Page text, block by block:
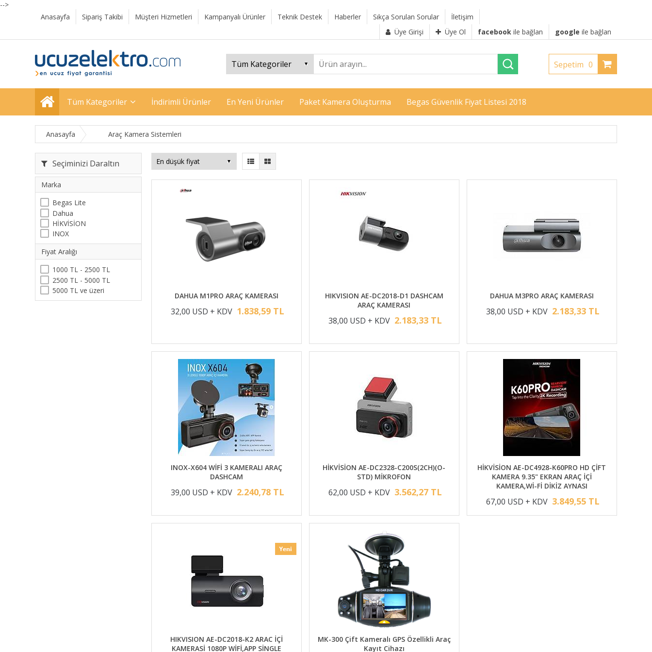
-->
Anasayfa
Sipariş Takibi Müşteri Hizmetleri Kampanyalı Ürünler Teknik Destek Haberler Sıkça Sorulan Sorular
İletişim
Üye Girişi
Üye Ol facebook ile bağlan google ile bağlan
Sepetim 0
Tüm Kategoriler İndirimli Ürünler En Yeni Ürünler Paket Kamera Oluşturma Begas Güvenlik Fiyat Listesi 2018
Anasayfa Araç Kamera Sistemleri
Seçiminizi Daraltın
Marka
Begas Lite
Dahua
HİKVİSİON
INOX
Fiyat Aralığı
1000 TL - 2500 TL
2500 TL - 5000 TL
5000 TL ve üzeri
DAHUA M1PRO ARAÇ KAMERASI
32,00 USD + KDV 1.838,59 TL
HIKVISION AE-DC2018-D1 DASHCAM
ARAÇ KAMERASI
38,00 USD + KDV 2.183,33 TL
DAHUA M3PRO ARAÇ KAMERASI
38,00 USD + KDV 2.183,33 TL
INOX-X604 WİFİ 3 KAMERALI ARAÇ
DASHCAM
39,00 USD + KDV 2.240,78 TL
HİKVİSİON AE-DC2328-C200S(2CH)(O-
STD) MİKROFON
62,00 USD + KDV 3.562,27 TL
HİKVİSİON AE-DC4928-K60PRO HD ÇİFT
KAMERA 9.35" EKRAN ARAÇ İÇİ
KAMERA,Wİ-Fİ DİKİZ AYNASI
67,00 USD + KDV 3.849,55 TL
HIKVISION AE-DC2018-K2 ARAC İÇİ
KAMERASİ 1080P WİFİ,APP SİNGLE
MK-300 Çift Kameralı GPS Özellikli Araç
Kayıt Cihazı